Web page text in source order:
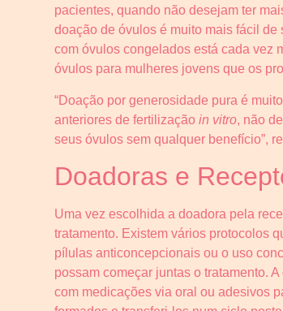
pacientes, quando não desejam ter
doação de óvulos é muito mais fácil
com óvulos congelados está cada vez
óvulos para mulheres jovens que os
“Doação por generosidade pura é
anteriores de fertilização in vitro, não
seus óvulos sem qualquer benefício”,
Doadoras e
Uma vez escolhida a doadora pela
tratamento. Existem vários protocolos
pílulas anticoncepcionais ou o uso
possam começar juntas o tratamento.
com medicações via oral ou adesivos